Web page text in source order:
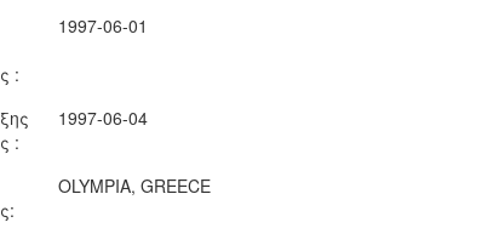
:
1997-06-01
:
1997-06-04
OLYMPIA, GREECE